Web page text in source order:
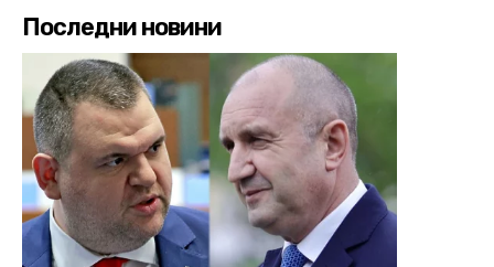
Последни новини